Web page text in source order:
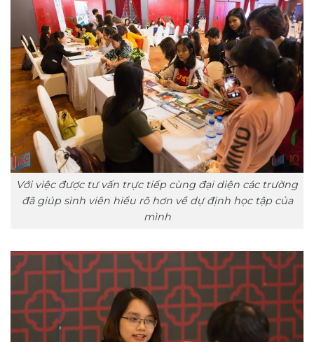
Với việc được tư vấn trực tiếp cùng đại diện các trường
đã giúp sinh viên hiểu rõ hơn về dự định học tập của
mình